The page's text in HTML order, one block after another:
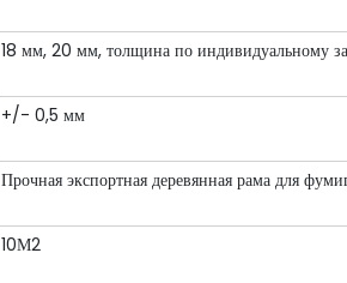
18 мм, 20 мм, толщина по индивидуальному
+/- 0,5 мм
Прочная экспортная деревянная рама для
10М2